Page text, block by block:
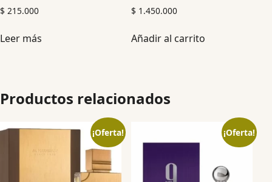
$ 215.000
Leer más
$ 1.450.000
Añadir al carrito
Productos relacionados
¡Oferta! ¡Oferta!